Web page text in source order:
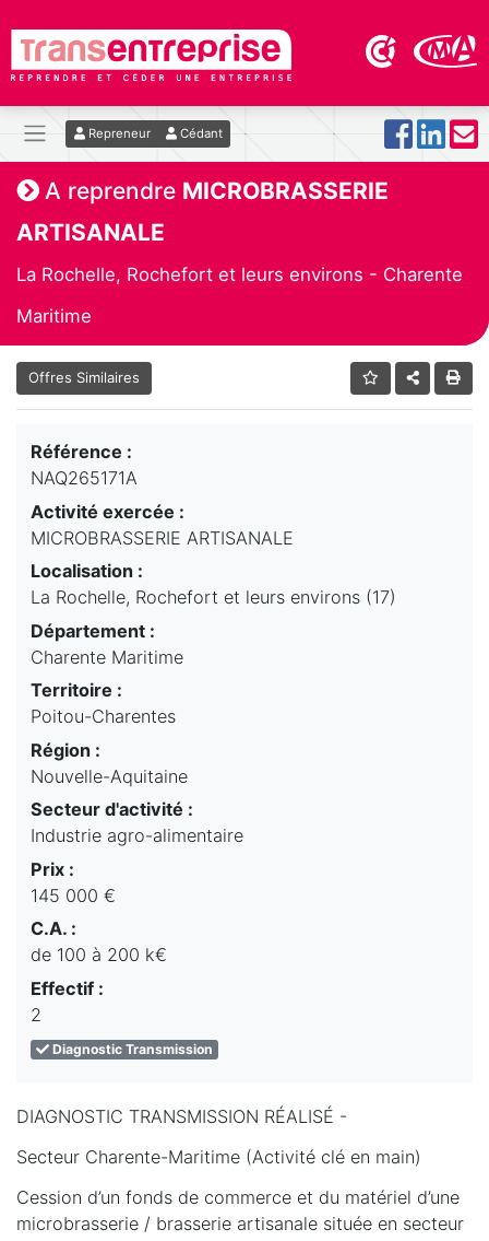
Repreneur Cédant
A reprendre MICROBRASSERIE
ARTISANALE
La Rochelle, Rochefort et leurs environs - Charente
Maritime
Offres Similaires
Référence :
NAQ265171A
Activité exercée :
MICROBRASSERIE ARTISANALE
Localisation :
La Rochelle, Rochefort et leurs environs (17)
Département :
Charente Maritime
Territoire :
Poitou-Charentes
Région :
Nouvelle-Aquitaine
Secteur d'activité :
Industrie agro-alimentaire
Prix :
145 000 €
C.A. :
de 100 à 200 k€
Effectif :
2
Diagnostic Transmission
DIAGNOSTIC TRANSMISSION RÉALISÉ -
Secteur Charente-Maritime (Activité clé en main)
Cession d’un fonds de commerce et du matériel d’une
microbrasserie / brasserie artisanale située en secteur